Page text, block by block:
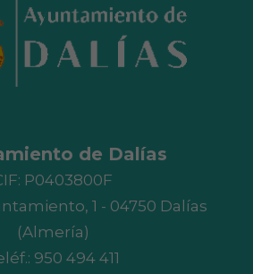
de Dalías
P0403800F
1 - 04750 Dalías
(Almería)
950 494 411